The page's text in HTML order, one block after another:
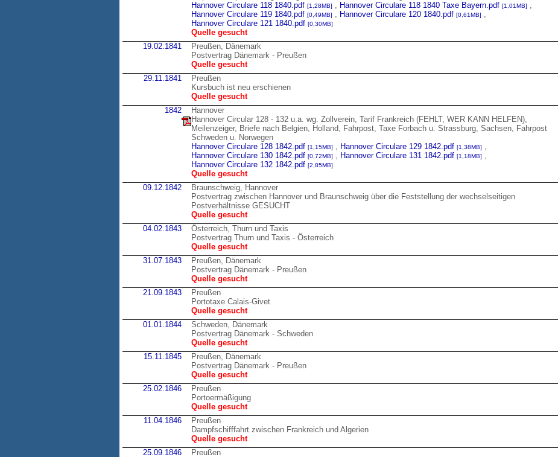
Hannover Circulare 118 1840.pdf [1,28MB] , Hannover Circulare 118 1840 Taxe Bayern.pdf [1,01MB] ,
Hannover Circulare 119 1840.pdf [0,49MB] , Hannover Circulare 120 1840.pdf [0,61MB] ,
Hannover Circulare 121 1840.pdf [0,30MB]
Quelle gesucht
19.02.1841
Preußen, Dänemark
Postvertrag Dänemark - Preußen
Quelle gesucht
29.11.1841
Preußen
Kursbuch ist neu erschienen
Quelle gesucht
1842
Hannover
Hannover Circular 128 - 132 u.a. wg. Zollverein, Tarif Frankreich (FEHLT, WER KANN HELFEN),
Meilenzeiger, Briefe nach Belgien, Holland, Fahrpost, Taxe Forbach u. Strassburg, Sachsen, Fahrpost
Schweden u. Norwegen
Hannover Circulare 128 1842.pdf [1,15MB] , Hannover Circulare 129 1842.pdf [1,38MB] ,
Hannover Circulare 130 1842.pdf [0,72MB] , Hannover Circulare 131 1842.pdf [1,18MB] ,
Hannover Circulare 132 1842.pdf [2,85MB]
Quelle gesucht
09.12.1842
Braunschweig, Hannover
Postvertrag zwischen Hannover und Braunschweig über die Feststellung der wechselseitigen
Postverhältnisse GESUCHT
Quelle gesucht
04.02.1843
Österreich, Thurn und Taxis
Postvertrag Thurn und Taxis - Österreich
Quelle gesucht
31.07.1843
Preußen, Dänemark
Postvertrag Dänemark - Preußen
Quelle gesucht
21.09.1843
Preußen
Portotaxe Calais-Givet
Quelle gesucht
01.01.1844
Schweden, Dänemark
Postvertrag Dänemark - Schweden
Quelle gesucht
15.11.1845
Preußen, Dänemark
Postvertrag Dänemark - Preußen
Quelle gesucht
25.02.1846
Preußen
Portoermäßigung
Quelle gesucht
11.04.1846
Preußen
Dampfschifffahrt zwischen Frankreich und Algerien
Quelle gesucht
25.09.1846
Preußen